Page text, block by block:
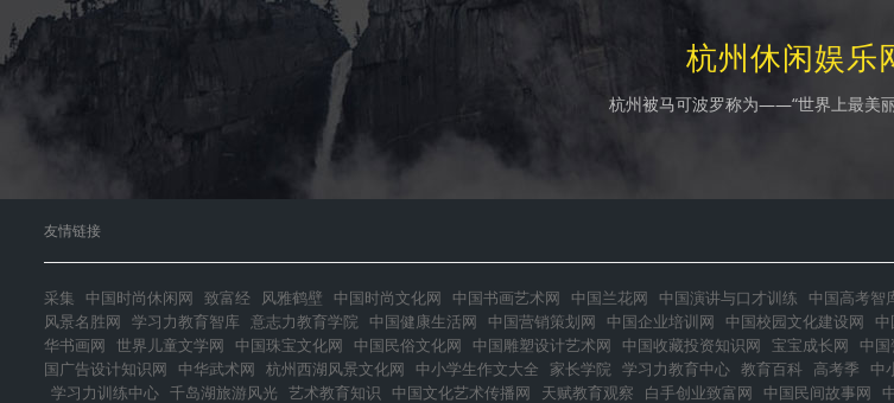
杭州休闲娱乐
杭州被马可波罗称为——“世界上最美
友情链接
采集 中国时尚休闲网 致富经 风雅鹤壁 中国时尚文化网 中国书画艺术网 中国兰花网 中国演讲与口才训练 中国高考智
风景名胜网 学习力教育智库 意志力教育学院 中国健康生活网 中国营销策划网 中国企业培训网 中国校园文化建设网
华书画网 世界儿童文学网 中国珠宝文化网 中国民俗文化网 中国雕塑设计艺术网 中国收藏投资知识网 宝宝成长网 中
国广告设计知识网
中华武术网 杭州西湖风景文化网 中小学生作文大全 家长学院 学习力教育中心 教育百科 高考季 中
学习力训练中心 千岛湖旅游风光 艺术教育知识 中国文化艺术传播网 天赋教育观察 白手创业致富网 中国民间故事网